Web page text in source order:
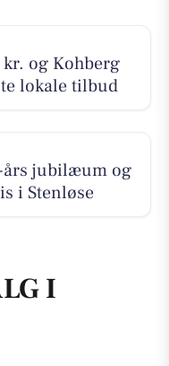
og Kohberg
lokale tilbud
års jubilæum og
i Stenløse
I